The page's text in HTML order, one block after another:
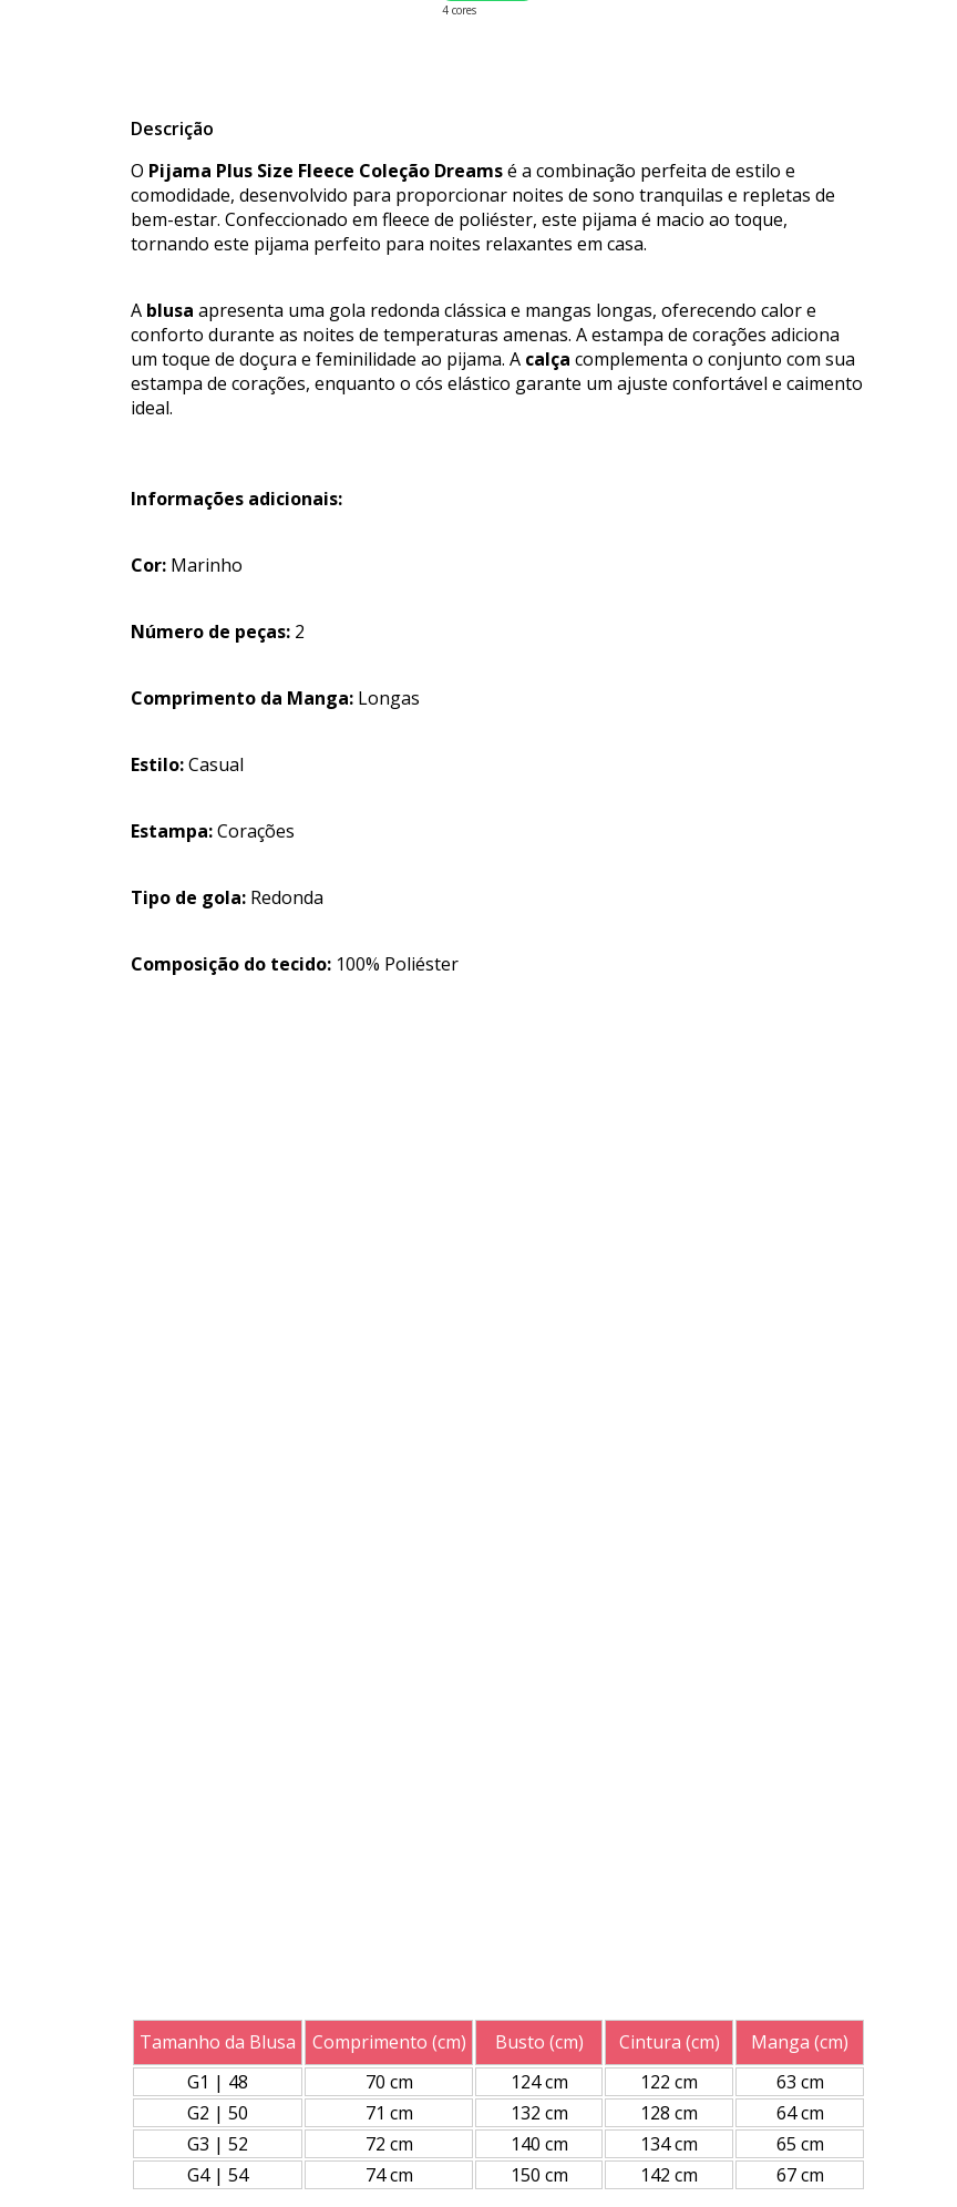
4 cores
Descrição
O Pijama Plus Size Fleece Coleção Dreamsé a combinação perfeita de estilo e
comodidade, desenvolvido para proporcionar noites de sono tranquilas e repletas de
bem-estar. Confeccionado em fleece de poliéster, este pijama é macio ao toque,
tornando este pijama perfeito para noites relaxantes em casa.
A blusa apresenta uma gola redonda clássica e mangas longas, oferecendo calor e
conforto durante as noites de temperaturas amenas. A estampa de corações adiciona
um toque de doçura e feminilidade ao pijama. A calça complementa o conjunto com sua
estampa de corações, enquanto o cós elástico garante um ajuste confortável e caimento
ideal.
Informações adicionais:
Cor: Marinho
Número de peças: 2
Comprimento da Manga: Longas
Estilo:Casual
Estampa:Corações
Tipo de gola: Redonda
Composição do tecido: 100% Poliéster
Tamanho da Blusa Comprimento (cm) Busto (cm) Cintura (cm)
Manga (cm)
G1 | 48
70 cm 124 cm 122 cm
63 cm
G2 | 50
71 cm 132 cm 128 cm
64 cm
G3 | 52
72 cm 140 cm 134 cm
65 cm
G4 | 54
74 cm 150 cm 142 cm 67 cm